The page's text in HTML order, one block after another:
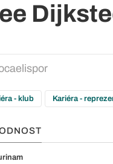
- klub Kariéra -